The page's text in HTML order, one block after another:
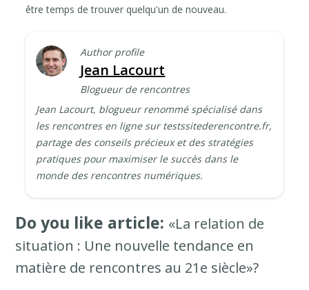
être temps de trouver quelqu'un de nouveau.
Author profile
Jean Lacourt
Blogueur de rencontres
Jean Lacourt, blogueur renommé spécialisé dans
les rencontres en ligne sur testssitederencontre.fr,
partage des conseils précieux et des stratégies
pratiques pour maximiser le succès dans le
monde des rencontres numériques.
Do you like article: «La relation de
situation : Une nouvelle tendance en
matière de rencontres au 21e siècle»?